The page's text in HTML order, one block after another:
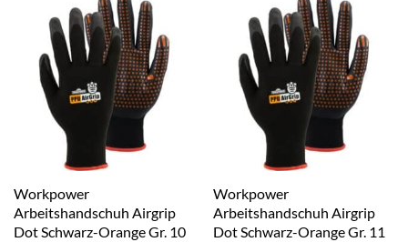
Workpower
Arbeitshandschuh Airgrip
Dot Schwarz-Orange Gr. 10
Workpower
Arbeitshandschuh Airgrip
Dot Schwarz-Orange Gr. 11